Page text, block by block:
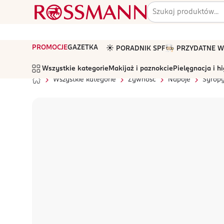
PROMOCJEGAZETKA ☀️ PORADNIK SPF🧑🏻‍🍳 PRZYDATNE
Wszystkie kategorie Makijaż i paznokcie Pielęgnacja i
Wszystkie kategorie
Żywność Napoje